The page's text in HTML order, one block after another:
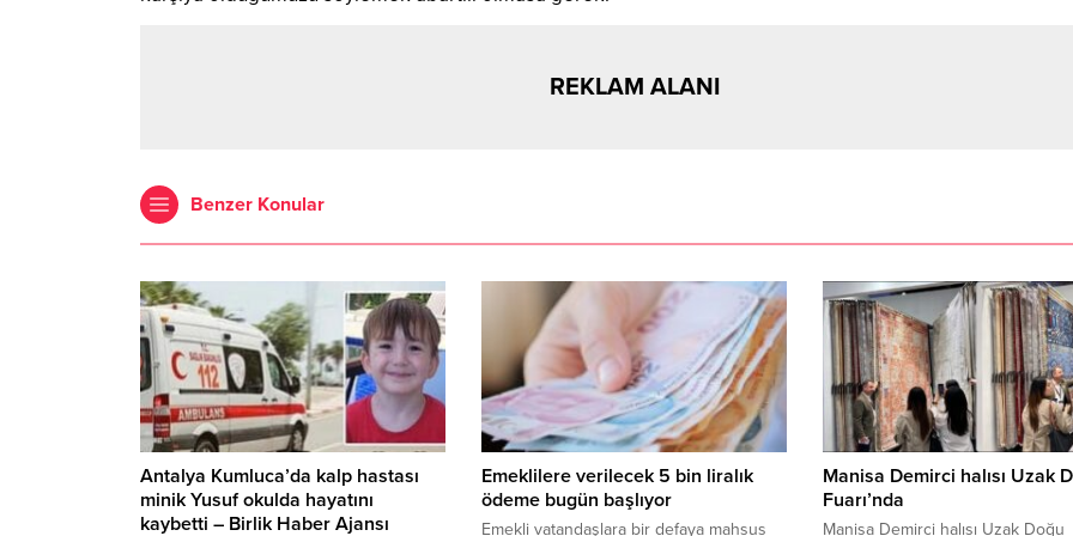
REKLAM ALANI
Benzer Konular
Antalya Kumluca’da kalp hastası
minik Yusuf okulda hayatını
kaybetti – Birlik Haber Ajansı
Emeklilere verilecek 5 bin liralık
ödeme bugün başlıyor
Emekli vatandaşlara bir defaya mahsus
Manisa Demirci halısı Uzak
Fuarı’nda
Manisa Demirci halısı Uzak Doğu